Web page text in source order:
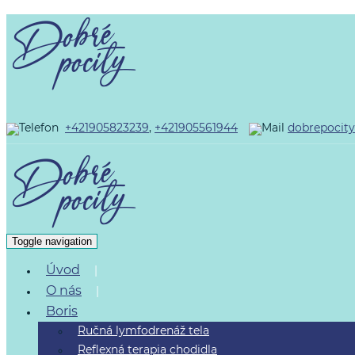
+421905823239, +421905561944
Toggle navigation
Úvod
O nás
Boris
Ručná lymfodrenáž tela
Reflexná terapia chodidla